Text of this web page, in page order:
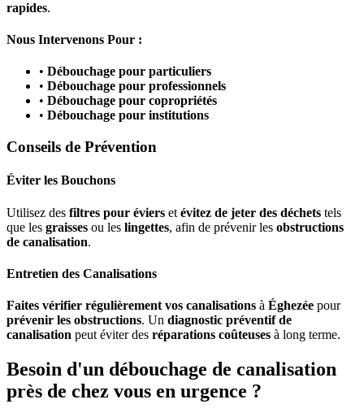
rapides.
Nous Intervenons Pour :
• Débouchage pour particuliers
• Débouchage pour professionnels
• Débouchage pour copropriétés
• Débouchage pour institutions
Conseils de Prévention
Éviter les Bouchons
Utilisez des filtres pour éviers et évitez de jeter des déchets tels
que les graisses ou les lingettes, afin de prévenir les obstructions
de canalisation.
Entretien des Canalisations
Faites vérifier régulièrement vos canalisations à Éghezée pour
prévenir les obstructions. Un diagnostic préventif de
canalisation peut éviter des réparations coûteuses à long terme.
Besoin d'un débouchage de canalisation
près de chez vous en urgence ?